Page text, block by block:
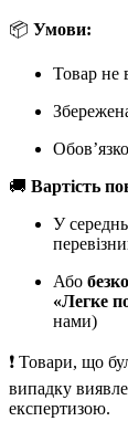
📦 Умови:
Товар не
🚚 Вартість
У
Або
«Легке
нами)
❗ Товари, що
випадку
експертизою.